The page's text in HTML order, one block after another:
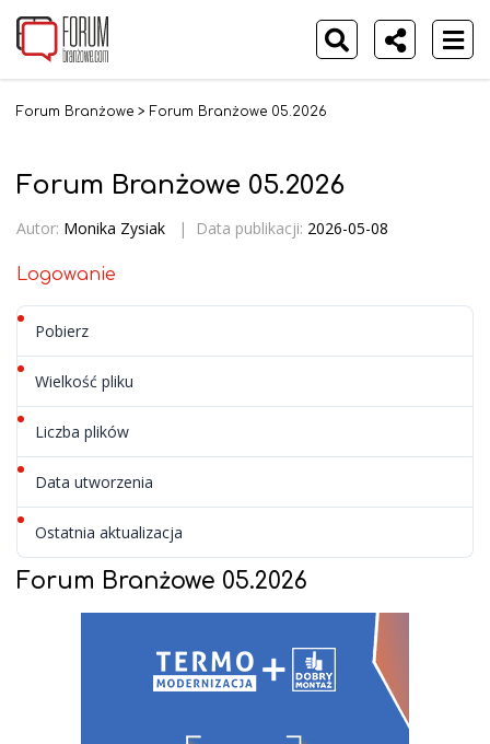
Forum Branżowe > Forum Branżowe 05.2026
Forum Branżowe 05.2026
Autor: Monika Zysiak | Data publikacji: 2026-05-08
Logowanie
Pobierz
Wielkość pliku
Liczba plików
Data utworzenia
Ostatnia aktualizacja
Forum Branżowe 05.2026